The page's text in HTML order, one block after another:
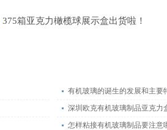
375箱亚克力橄榄球展示盒出货啦！
有机玻璃的诞生的发展和主要
深圳欧克有机玻璃制品亚克力
怎样粘接有机玻璃制品要注意